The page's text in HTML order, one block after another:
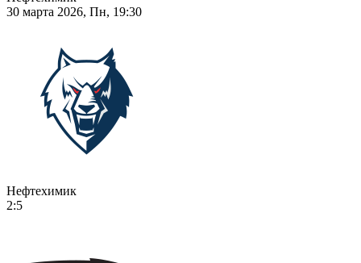
30 марта 2026, Пн, 19:30
Нефтехимик
2:5